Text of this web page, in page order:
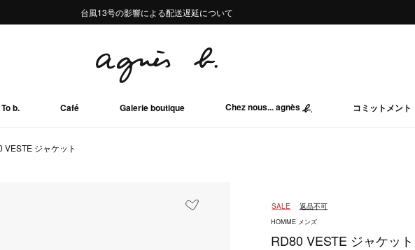
熊本地域地震の影響による配送遅延について
Summer Sale 2buy10%OFF!!
台風13号の影響による配送遅延について
熊本地域地震の影響による配送遅延について
Summer Sale 2buy10%OFF!!
To b. Café Galerie boutique Chez nous... agnès コミットメント
VESTE ジャケット
SALE 返品不可
HOMME メンズ
RD80 VESTE ジャケット